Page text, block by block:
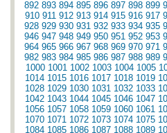
892 893 894 895 896 897 898 899
910 911 912 913 914 915 916 917
928 929 930 931 932 933 934 935
946 947 948 949 950 951 952 953
964 965 966 967 968 969 970 971
982 983 984 985 986 987 988 989
1000 1001 1002 1003 1004 1005
1014 1015 1016 1017 1018 1019
1028 1029 1030 1031 1032 1033
1042 1043 1044 1045 1046 1047
1056 1057 1058 1059 1060 1061
1070 1071 1072 1073 1074 1075
1084 1085 1086 1087 1088 1089